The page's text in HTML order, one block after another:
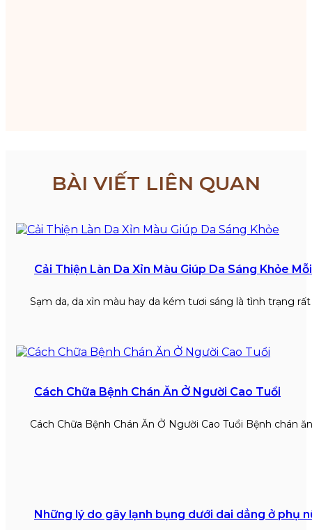
BÀI VIẾT LIÊN QUAN
Cải Thiện Làn Da Xỉn Màu Giúp Da Sáng Khỏe
Sạm da, da xỉn màu hay da kém tươi sáng là tình trạng
Cách Chữa Bệnh Chán Ăn Ở Người Cao Tuổi
Cách Chữa Bệnh Chán Ăn Ở Người Cao Tuổi Bệnh chán
Những lý do gây lạnh bụng dưới dai dẳng ở phụ